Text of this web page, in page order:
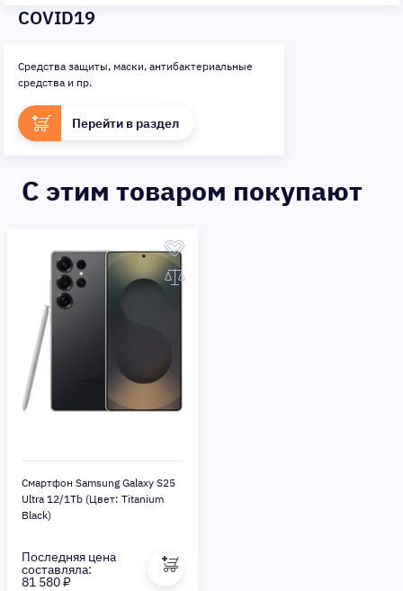
COVID19
Средства защиты, маски, антибактериальные
средства и пр.
Перейти в раздел
C этим товаром покупают
Смартфон Samsung Galaxy S25
Ultra 12/1Tb (Цвет: Titanium
Black)
Последняя цена
составляла:
81 580 ₽